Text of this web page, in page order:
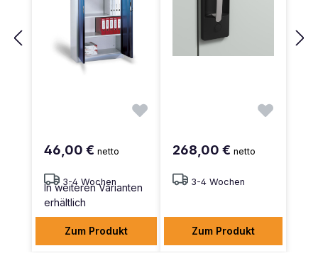
46,00 € netto
3-4 Wochen
In weiteren Varianten
erhältlich
Zum Produkt
268,00 € netto
3-4 Wochen
Zum Produkt